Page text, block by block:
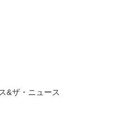
&ザ・ニュース